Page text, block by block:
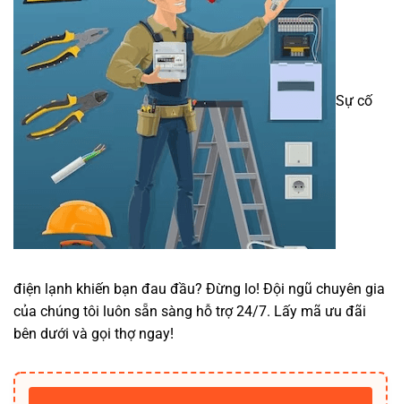
Sự cố
điện lạnh khiến bạn đau đầu? Đừng lo! Đội ngũ chuyên gia
của chúng tôi luôn sẵn sàng hỗ trợ 24/7. Lấy mã ưu đãi
bên dưới và gọi thợ ngay!